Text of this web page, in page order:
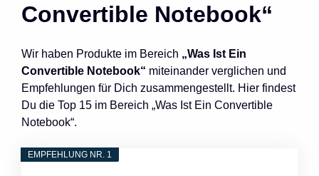
Convertible Notebook“
Wir haben Produkte im Bereich „Was Ist Ein
Convertible Notebook“ miteinander verglichen und
Empfehlungen für Dich zusammengestellt. Hier findest
Du die Top 15 im Bereich „Was Ist Ein Convertible
Notebook“.
EMPFEHLUNG NR. 1